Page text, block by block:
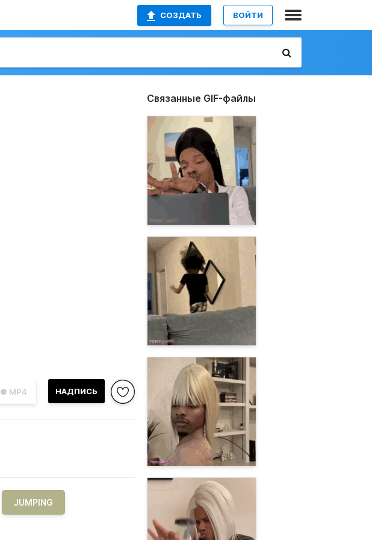
СОЗДАТЬ ВОЙТИ
● MP4 НАДПИСЬ
JUMPING
Связанные GIF-файлы